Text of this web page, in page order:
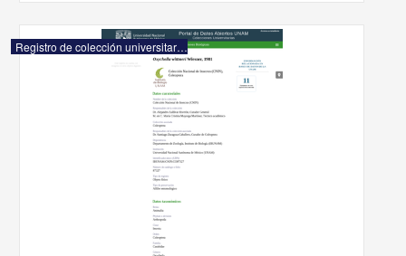
Registro de colección universitaria